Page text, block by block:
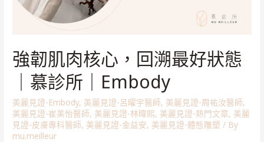
強韌肌肉核心，回溯最好狀態
｜慕診所｜Embody
美麗見證-Embody, 美麗見證-呂曜宇醫師, 美麗見證-周祐汝醫師,
美麗見證-崔美怡醫師, 美麗見證-林暐熙, 美麗見證-熱門文章, 美麗
見證-皮膚專科醫師, 美麗見證-金益安, 美麗見證-體態雕塑 / By
mu.meilleur